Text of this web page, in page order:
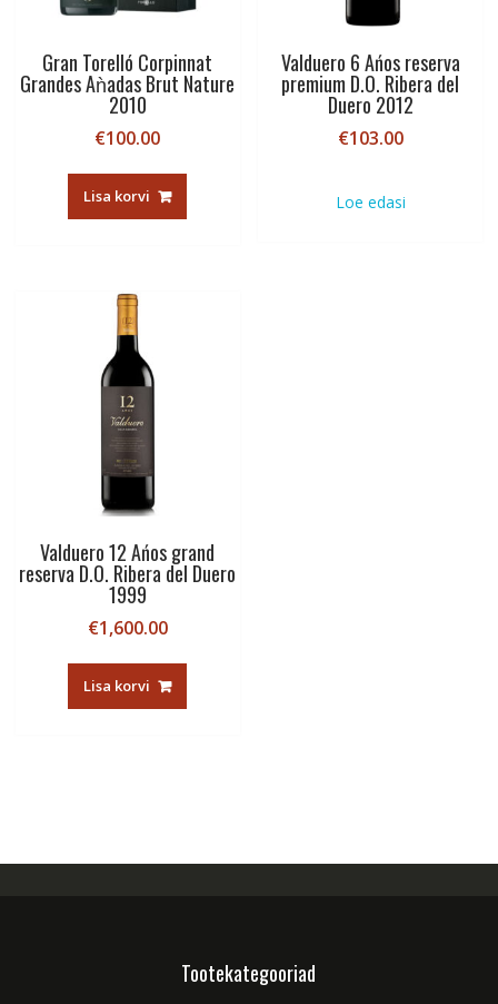
Gran Torelló Corpinnat
Grandes Aǹadas Brut Nature
2010
€100.00
Lisa korvi
Valduero 6 Ańos reserva
premium D.O. Ribera del
Duero 2012
€103.00
Loe edasi
Valduero 12 Ańos grand
reserva D.O. Ribera del Duero
1999
€1,600.00
Lisa korvi
Tootekategooriad